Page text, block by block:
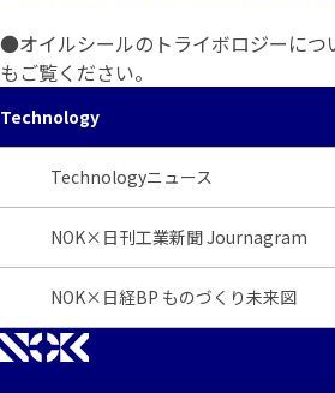
●オイルシールのトライボロジーにつ
もご覧ください。
Technology
Technologyニュース
NOK×日刊工業新聞 Journagram
NOK×日経BP ものづくり未来図